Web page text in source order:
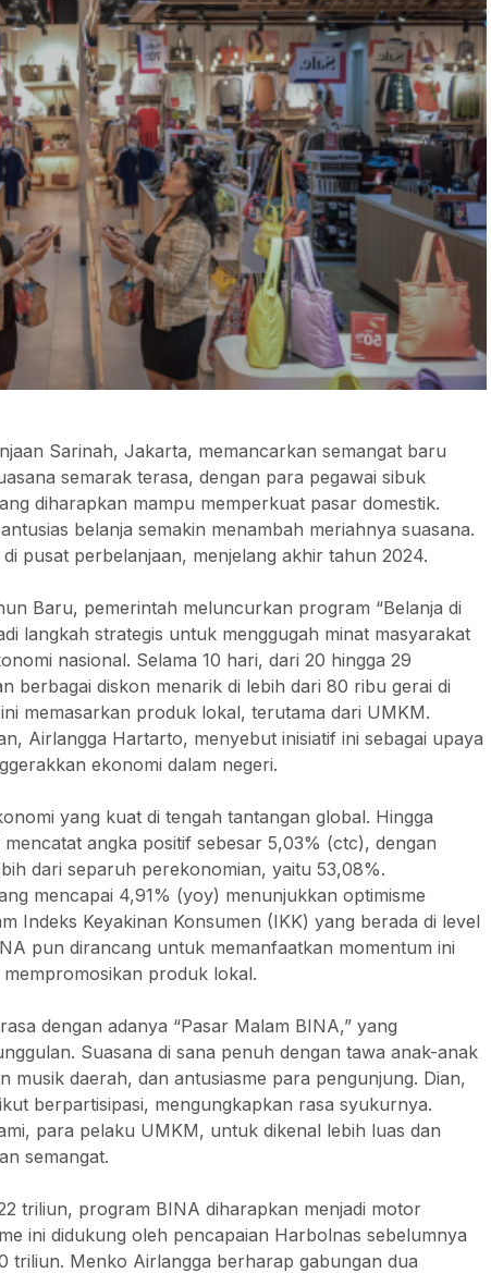
Sarinah, Jakarta, memancarkan semangat baru
semarak terasa, dengan para pegawai sibuk
diharapkan mampu memperkuat pasar domestik.
belanja semakin menambah meriahnya suasana.
pusat perbelanjaan, menjelang akhir tahun 2024.
Baru, pemerintah meluncurkan program “Belanja di
langkah strategis untuk menggugah minat masyarakat
nasional. Selama 10 hari, dari 20 hingga 29
berbagai diskon menarik di lebih dari 80 ribu gerai di
memasarkan produk lokal, terutama dari UMKM.
Airlangga Hartarto, menyebut inisiatif ini sebagai upaya
ekonomi dalam negeri.
yang kuat di tengah tantangan global. Hingga
angka positif sebesar 5,03% (ctc), dengan
dari separuh perekonomian, yaitu 53,08%.
mencapai 4,91% (yoy) menunjukkan optimisme
Indeks Keyakinan Konsumen (IKK) yang berada di level
pun dirancang untuk memanfaatkan momentum ini
produk lokal.
dengan adanya “Pasar Malam BINA,” yang
Suasana di sana penuh dengan tawa anak-anak
musik daerah, dan antusiasme para pengunjung. Dian,
berpartisipasi, mengungkapkan rasa syukurnya.
para pelaku UMKM, untuk dikenal lebih luas dan
semangat.
triliun, program BINA diharapkan menjadi motor
ini didukung oleh pencapaian Harbolnas sebelumnya
triliun. Menko Airlangga berharap gabungan dua